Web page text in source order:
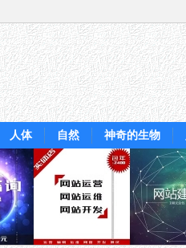
人体 自然 神奇的生物